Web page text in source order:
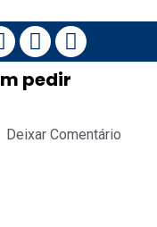
pedir
Deixar Comentário